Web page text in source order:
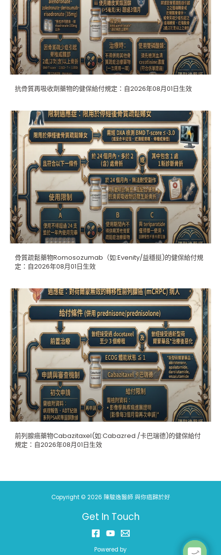
抗骨質再吸收劑藥物的健保給付規定：自2026年08月01日生效
骨質疏鬆藥物Romosozumab（如:Evenity/益穩挺)的健保給付規
定：自2026年08月01日生效
前列腺癌藥物Cabazitaxel(如:Cabazred /卡巴瑞德)的健保給付
規定：自2026年08月01日生效
Copyright © 2026 陳駿逸醫師 與你癌歸於好
Get In Touch
Powered by